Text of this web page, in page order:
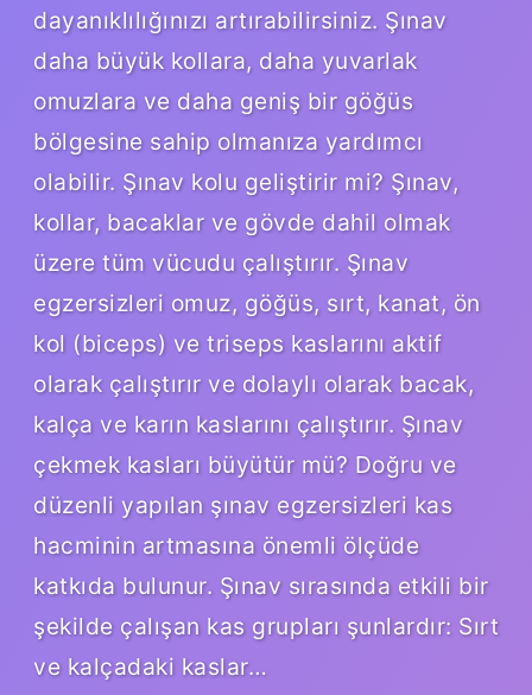
dayanıklılığınızı artırabilirsiniz. Şınav
daha büyük kollara, daha yuvarlak
omuzlara ve daha geniş bir göğüs
bölgesine sahip olmanıza yardımcı
olabilir. Şınav kolu geliştirir mi? Şınav,
kollar, bacaklar ve gövde dahil olmak
üzere tüm vücudu çalıştırır. Şınav
egzersizleri omuz, göğüs, sırt, kanat, ön
kol (biceps) ve triseps kaslarını aktif
olarak çalıştırır ve dolaylı olarak bacak,
kalça ve karın kaslarını çalıştırır. Şınav
çekmek kasları büyütür mü? Doğru ve
düzenli yapılan şınav egzersizleri kas
hacminin artmasına önemli ölçüde
katkıda bulunur. Şınav sırasında etkili bir
şekilde çalışan kas grupları şunlardır: Sırt
ve kalçadaki kaslar…